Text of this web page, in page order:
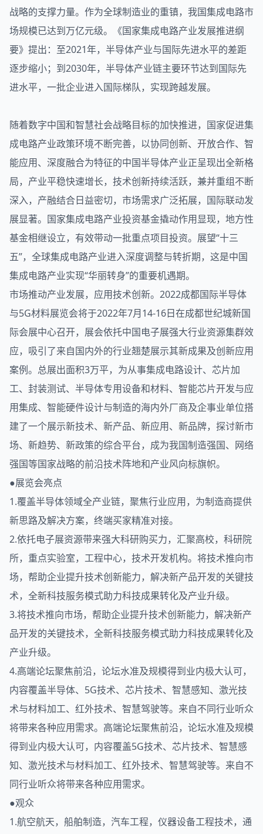
战略的支撑力量。作为全球制造业的重镇，我国集成电路市
场规模已达到万亿元级。《国家集成电路产业发展推进纲
要》提出：至2021年，半导体产业与国际先进水平的差距
逐步缩小；到2030年，半导体产业链主要环节达到国际先
进水平，一批企业进入国际梯队，实现跨越发展。
随着数字中国和智慧社会战略目标的加快推进，国家促进集
成电路产业政策环境不断完善，以协同创新、开放合作、智
能应用、深度融合为特征的中国半导体产业正呈现出全新格
局，产业平稳快速增长，技术创新持续活跃，兼并重组不断
深入，产融结合日益密切，市场需求广泛拓展，国际联动发
展显著。国家集成电路产业投资基金撬动作用显现，地方性
基金相继设立，有效带动一批重点项目投资。展望“十三
五”，全球集成电路产业进入深度调整与转折期，这是中国
集成电路产业实现“华丽转身”的重要机遇期。
市场推动产业发展，应用技术创新。2022成都国际半导体
与5G材料展览会将于2022年7月14-16日在成都世纪城新国
际会展中心召开，展会依托中国电子展强大行业资源集群效
应，吸引了来自国内外的行业翘楚展示其新成果及创新应用
案例。总展出面积3万平，为从事集成电路设计、芯片加
工、封装测试、半导体专用设备和材料、智能芯片开发与应
用集成、智能硬件设计与制造的海内外厂商及企事业单位搭
建了一个展示新技术、新产品、新应用、新品牌，探讨新市
场、新趋势、新政策的综合平台，成为我国制造强国、网络
强国等国家战略的前沿技术阵地和产业风向标旗帜。
●展览会亮点
1.覆盖半导体领域全产业链，聚焦行业应用，为制造商提供
新思路及解决方案，终端买家精准对接。
2.依托电子展资源带来强大科研购买力，汇聚高校，科研院
所，重点实验室，工程中心，技术开发机构。将技术推向市
场，帮助企业提升技术创新能力，解决新产品开发的关键技
术，全新科技服务模式助力科技成果转化及产业升级。
3.将技术推向市场，帮助企业提升技术创新能力，解决新产
品开发的关键技术，全新科技服务模式助力科技成果转化及
产业升级。
4.高端论坛聚焦前沿，论坛水准及规模得到业内极大认可，
内容覆盖半导体、5G技术、芯片技术、智慧感知、激光技
术与材料加工、红外技术、智慧驾驶等。来自不同行业听众
将带来各种应用需求。高端论坛聚焦前沿，论坛水准及规模
得到业内极大认可，内容覆盖5G技术、芯片技术、智慧感
知、激光技术与材料加工、红外技术、智慧驾驶等。来自不
同行业听众将带来各种应用需求。
●观众
1.航空航天，船舶制造，汽车工程，仪器设备工程技术，通